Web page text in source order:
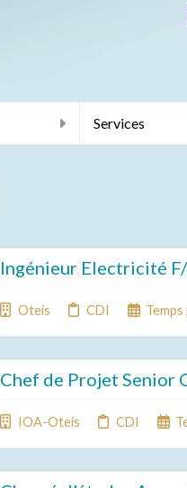
Services
Ingénieur Electricité
Oteis CDI Temps
Chef de Projet Senior
IOA-Oteis CDI